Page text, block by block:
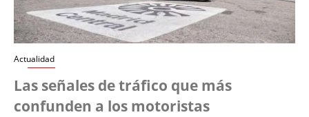
Actualidad
Las señales de tráfico que más
confunden a los motoristas